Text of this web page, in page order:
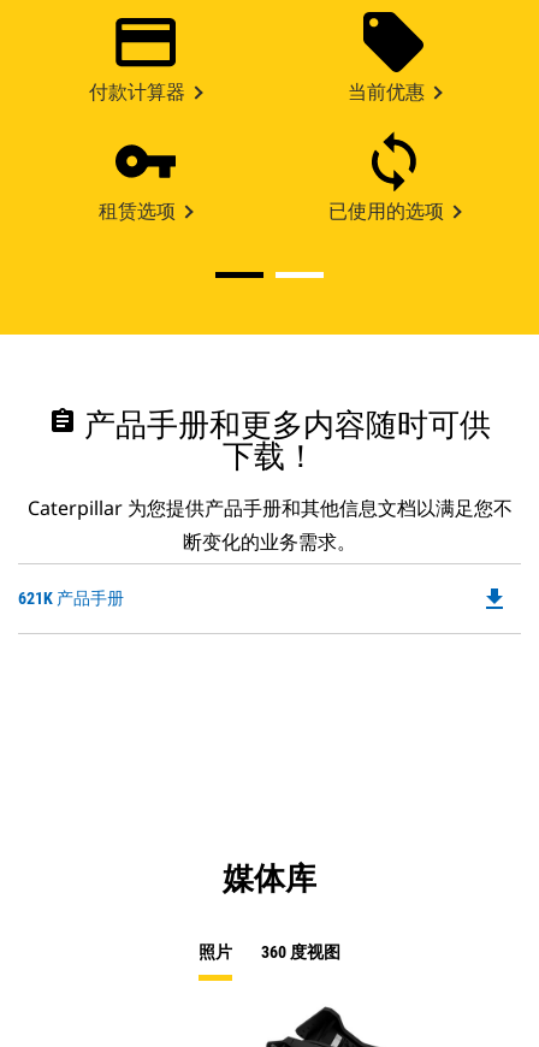
付款计算器 当前优惠
租赁选项 已使用的选项
assignment 产品手册和更多内容随时可供
下载！
Caterpillar 为您提供产品手册和其他信息文档以满足您不
断变化的业务需求。
621K 产品手册 file_download
媒体库
照片 360 度视图